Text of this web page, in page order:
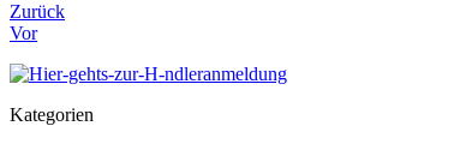
Zurück
Vor
Kategorien